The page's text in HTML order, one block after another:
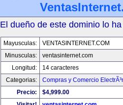
El dueño de este dominio lo
Mayusculas:
VENTASINTERNET.COM
Minusculas:
ventasinternet.com
Longitud:
14 caracteres
Categorias:
Compras y Comercio
Precio:
$4,999.00